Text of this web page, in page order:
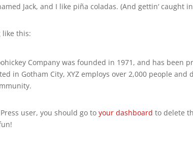
Jack, and I like piña coladas. (And gettin‘ caught
this:
Company was founded in 1971, and has
in Gotham City, XYZ employs over 2,000 people
user, you should go toyour dashboard to delete